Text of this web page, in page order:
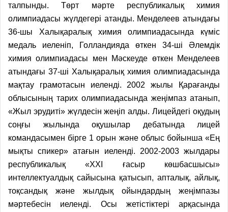
талпынды. Төрт мәрте республикалық химия
олимпиадасы жүлдегері атанды. Менделеев атындағы
36-шы Халықаралық химия олимпиадасында күміс
медаль иеленіп, Голландияда өткен 34-ші Әлемдік
химия олимпиадасы мен Мәскеуде өткен Менделеев
атындағы 37-ші Халықаралық химия олимпиадасында
мақтау грамотасын иеленді. 2002 жылы Қарағанды
облысының тарих олимпиадасында жеңімпаз атанып,
«Жыл эрудиті» жүлдесін жеңіп алды. Лицейдегі оқудың
соңғы жылында оқушылар дебатында лицей
командасымен бірге 1 орын және облыс бойынша «Ең
мықты спикер» атағын иеленді. 2002-2003 жылдары
республикалық «ХХІ ғасыр көшбасшысы»
интеллектуалдық сайысына қатысып, апталық, айлық,
тоқсандық және жылдық ойындардың жеңімпазы
мәртебесін иеленді. Осы жетістіктері арқасында